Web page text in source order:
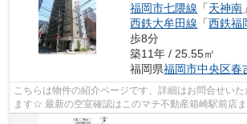
福岡市七隈線 「天神南
西鉄大牟田線 「西鉄福
歩8分
築11年 / 25.55㎡
福岡県福岡市中央区春
こちらは物件の紹介ページです、詳細はお問合せい
ます☆ 最新の空室確認はこのマチ不動産箱崎駅前店
す！迅速に対応致します！！！！！♪